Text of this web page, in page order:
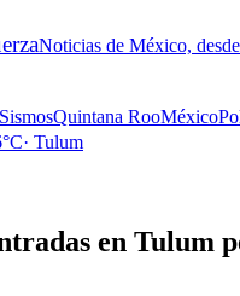
Noticias de México,
SismosQuintana RooMéxico
°C· Tulum
en Tulum